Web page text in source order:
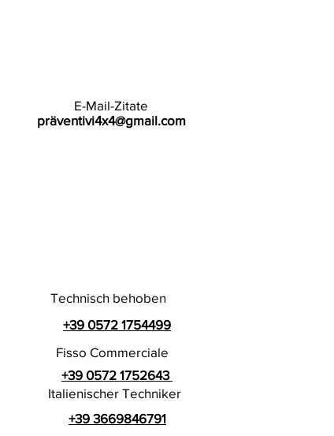
E-Mail-Zitate
präventivi4x4@gmail.com
Technisch behoben
+39 0572 1754499
Fisso Commerciale
+39 0572 1752643
Italienischer Techniker
+39 3669846791